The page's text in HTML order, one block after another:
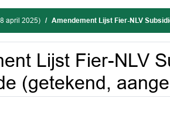
april 2025) Amendement Lijst Fier-NLV Subsidie
Lijst Fier-NLV
(getekend,